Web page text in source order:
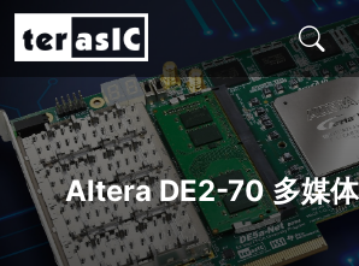
Altera DE2-70 多媒